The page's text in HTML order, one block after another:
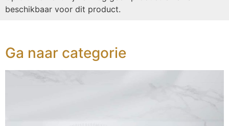
beschikbaar voor dit product.
Ga naar categorie